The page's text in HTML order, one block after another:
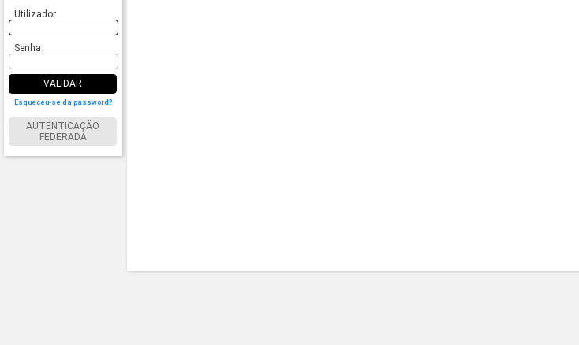
Utilizador
Senha
VALIDAR
Esqueceu-se da password?
AUTENTICAÇÃO
FEDERADA